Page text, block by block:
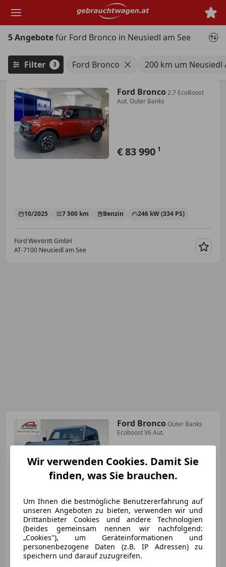
Hauptinhalt
5 Angebotefür Ford Bronco in Neusiedl am See
Filter 3 Ford Bronco 200 km um Neusiedl
Ford Bronco 2.7 EcoBoost
Aut. Outer Banks
€ 83 990 1
10/2025 7 500 km Benzin 246 kW (334 PS)
Ford Weintritt GmbH
AT-7100 Neusiedl am See
Ford Bronco Outer Banks
Ecoboost V6 Aut.
€ 69 500
10/2023 7 500 km Benzin 246 kW (334 PS)
Wir verwenden Cookies. Damit Sie
finden, was Sie brauchen.
Um Ihnen die bestmögliche Benutzererfahrung auf
unseren Angeboten zu bieten, verwenden wir und
Drittanbieter Cookies und andere Technologien
(beides gemeinsam nennen wir nachfolgend:
„Cookies"), um Geräteinformationen und
personenbezogene Daten (z.B. IP Adressen) zu
speichern und darauf zuzugreifen.